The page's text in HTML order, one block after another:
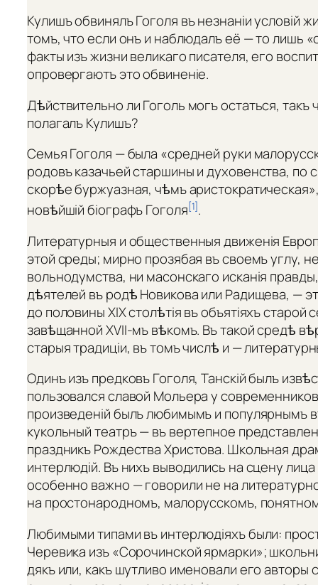
Кулишъ обвинялъ Гоголя въ незнаніи условій
томъ, что если онъ и наблюдалъ её — то лишь
факты изъ жизни великаго писателя, его
опровергаютъ это обвиненіе.
Дѣйствительно ли Гоголь могъ остаться,
полагалъ Кулишъ?
Семья Гоголя — была «средней руки
родовъ казачьей старшины и духовенства,
скорѣе буржуазная, чѣмъ
новѣйшій біографъ Гоголя [1].
Литературныя и общественныя движенія
этой среды; мирно прозябая въ своемъ углу,
вольнодумства, ни масонскаго исканія
дѣятелей въ родѣ Новикова или Радищева, —
до половины XIX столѣтія въ объятіяхъ
завѣщанной XVII-мъ вѣкомъ. Въ такой средѣ
старыя традиціи, въ томъ числѣ и —
Одинъ изъ предковъ Гоголя, Танскій былъ
пользовался славой Мольера у
произведеній былъ любимымъ и популярнымъ
кукольный театръ — въ вертепное
праздникъ Рождества Христова. Школьная
интерлюдій. Въ нихъ выводились на сцену
особенно важно — говорили не на
на простонародномъ, малорусскомъ,
Любимыми типами въ интерлюдіяхъ были:
Черевика изъ «Сорочинской ярмарки»;
дякъ или, какъ шутливо именовали его